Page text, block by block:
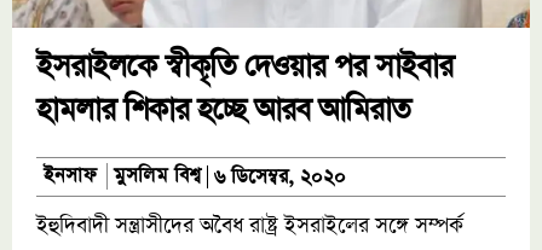
ইসরাইলকে স্বীকৃতি দেওয়ার পর সাইবার
হামলার শিকার হচ্ছে আরব আমিরাত
ইনসাফ মুসলিম বিশ্ব ৬ ডিসেম্বর, ২০২০
ইহুদিবাদী সন্ত্রাসীদের অবৈধ রাষ্ট্র ইসরাইলের সঙ্গে সম্পর্ক